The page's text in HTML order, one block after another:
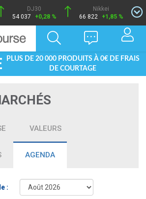
DJ30
54 037
+0,28 %
Nikkei
66 822
+1,85 %
PLUS DE 20 000 PRODUITS À 0€ DE FRAIS
DE COURTAGE
VALEURS
AGENDA
: